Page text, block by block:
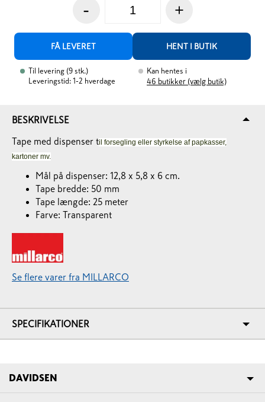
- +
FÅ LEVERET HENT I BUTIK
Til levering (9 stk.)
Leveringstid: 1-2 hverdage
Kan hentes i
46 butikker (vælg butik)
BESKRIVELSE
Tape med dispenser til forsegling eller styrkelse af papkasser,
kartoner mv.
Mål på dispenser: 12,8 x 5,8 x 6 cm.
Tape bredde: 50 mm
Tape længde: 25 meter
Farve: Transparent
Se flere varer fra MILLARCO
SPECIFIKATIONER
DAVIDSEN